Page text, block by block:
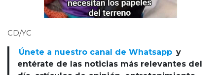
CD/YC
Únete a nuestro canal de Whatsapp y
entérate de las noticias más relevantes del